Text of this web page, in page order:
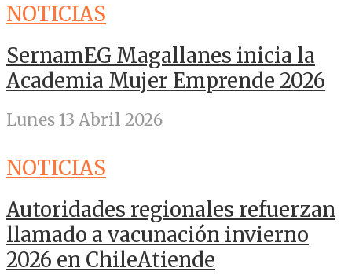
NOTICIAS
SernamEG Magallanes inicia la
Academia Mujer Emprende 2026
Lunes 13 Abril 2026
NOTICIAS
Autoridades regionales refuerzan
llamado a vacunación invierno
2026 en ChileAtiende